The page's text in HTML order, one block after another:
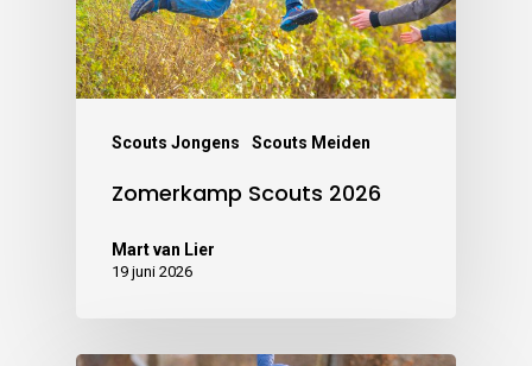
Scouts Jongens Scouts Meiden
Zomerkamp Scouts 2026
Mart van Lier
19 juni 2026